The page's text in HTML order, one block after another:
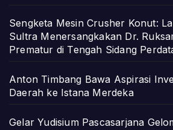
Sengketa Mesin Crusher Konut:
Sultra Menersangkakan Dr.
Prematur di Tengah Sidang
Anton Timbang Bawa Aspirasi
Daerah ke Istana Merdeka
Gelar Yudisium Pascasarjana